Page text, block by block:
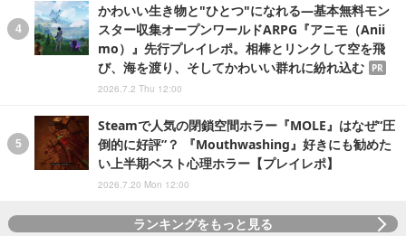
かわいい生き物と"ひとつ"になれる―基本無料モン
スター収集オープンワールドARPG『アニモ（Anii
mo）』先行プレイレポ。相棒とリンクして空を飛
び、海を渡り、そしてかわいい群れに紛れ込む
PR
2026.7.2 Thu 12:00
Steamで人気の閉鎖空間ホラー『MOLE』はなぜ“圧
倒的に好評”？ 『Mouthwashing』好きにも勧めた
い上半期ベスト心理ホラー【プレイレポ】
2026.7.20 Mon 12:00
ランキングをもっと見る